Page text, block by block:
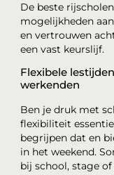
De beste
mogelijkheden
en vertrouwen
een vast keurslijf.
Flexibele
werkenden
Ben je druk met
flexibiliteit
begrijpen dat en
in het weekend.
bij school, stage